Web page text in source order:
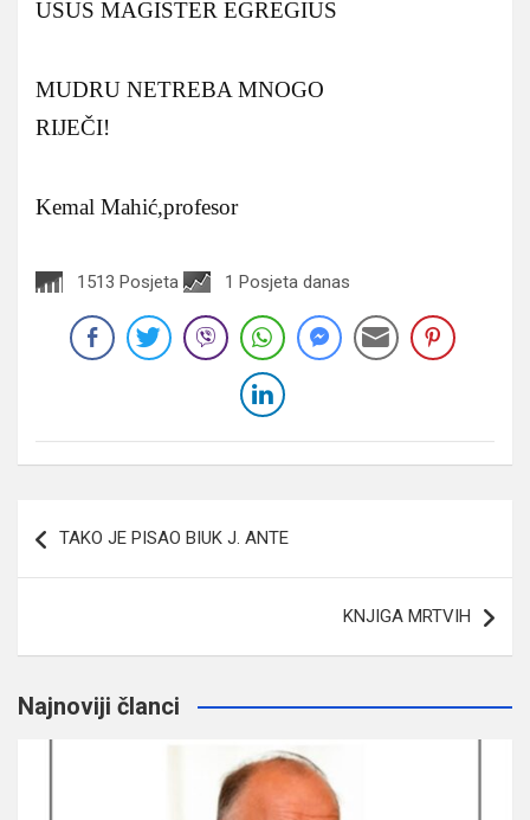
USUS MAGISTER EGREGIUS
MUDRU NETREBA MNOGO
RIJEČI!
Kemal Mahić,profesor
1513 Posjeta 1 Posjeta danas
članaka
TAKO JE PISAO BIUK J. ANTE
KNJIGA MRTVIH
Najnoviji članci